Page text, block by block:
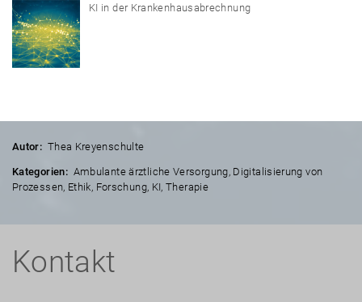
KI in der Krankenhausabrechnung
Autor: Thea Kreyenschulte
Kategorien: Ambulante ärztliche Versorgung, Digitalisierung von
Prozessen, Ethik, Forschung, KI,Therapie
Kontakt